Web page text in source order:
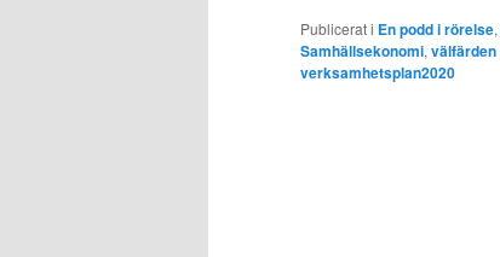
Publicerat i En podd i rörelse,
Samhällsekonomi, välfärden
verksamhetsplan2020